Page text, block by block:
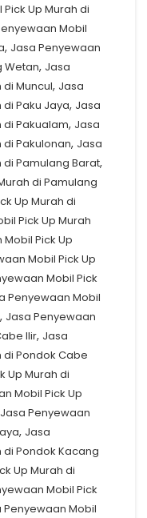
Up Murah di
Mobil
, Jasa Penyewaan
Wetan, Jasa
di Muncul, Jasa
Paku Jaya, Jasa
di Pakualam, Jasa
di Pakulonan, Jasa
di Pamulang Barat,
di Pamulang
Up Murah di
Pick Up Murah
Pick Up
Mobil Pick Up
Mobil Pick
Penyewaan Mobil
, Jasa Penyewaan
Ilir, Jasa
di Pondok Cabe
Up Murah di
Mobil Pick Up
Jasa Penyewaan
, Jasa
di Pondok Kacang
Up Murah di
Mobil Pick
Penyewaan Mobil